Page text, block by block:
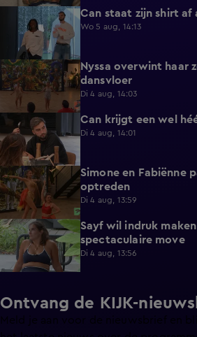
Can staat zijn shirt af
Wo 5 aug, 14:13
0:35
Nyssa overwint haar
dansvloer
Di 4 aug, 14:03
0:34 Can krijgt een wel
Di 4 aug, 14:01
0:34
Simone en Fabiënne
optreden
Di 4 aug, 13:59
0:41
Sayf wil indruk
spectaculaire move
Di 4 aug, 13:56
Ontvang de KIJK-